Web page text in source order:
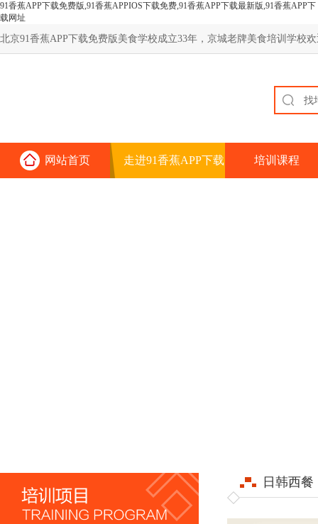
91香蕉APP下载免费版,91香蕉APPIOS下载免费,91香蕉APP下载最新版,91香蕉APP下
载网址
北京91香蕉APP下载免费版美食学校成立33年，京城老牌美食培训学校欢
网站首页 走进91香蕉APP下载 培训课程
日韩西餐